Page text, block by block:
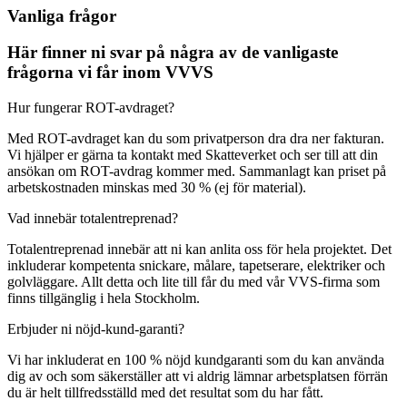
Vanliga frågor
Här finner ni svar på några av de vanligaste
frågorna vi får inom VVVS
Hur fungerar ROT-avdraget?
Med ROT-avdraget kan du som privatperson dra dra ner fakturan.
Vi hjälper er gärna ta kontakt med Skatteverket och ser till att din
ansökan om ROT-avdrag kommer med. Sammanlagt kan priset på
arbetskostnaden minskas med 30 % (ej för material).
Vad innebär totalentreprenad?
Totalentreprenad innebär att ni kan anlita oss för hela projektet. Det
inkluderar kompetenta snickare, målare, tapetserare, elektriker och
golvläggare. Allt detta och lite till får du med vår VVS-firma som
finns tillgänglig i hela Stockholm.
Erbjuder ni nöjd-kund-garanti?
Vi har inkluderat en 100 % nöjd kundgaranti som du kan använda
dig av och som säkerställer att vi aldrig lämnar arbetsplatsen förrän
du är helt tillfredsställd med det resultat som du har fått.